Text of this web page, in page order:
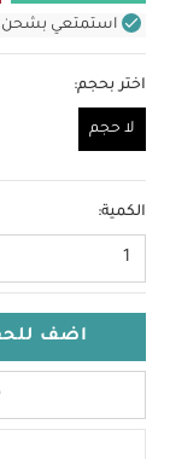
استمتعي بشحن
اختر بحجم:
لا حجم
الكمية:
1
اضف